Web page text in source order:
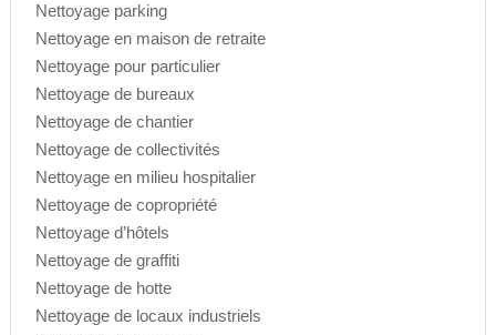
Nettoyage parking
Nettoyage en maison de retraite
Nettoyage pour particulier
Nettoyage de bureaux
Nettoyage de chantier
Nettoyage de collectivités
Nettoyage en milieu hospitalier
Nettoyage de copropriété
Nettoyage d’hôtels
Nettoyage de graffiti
Nettoyage de hotte
Nettoyage de locaux industriels